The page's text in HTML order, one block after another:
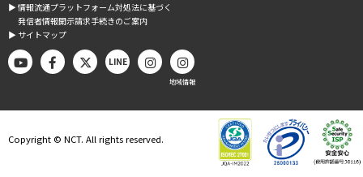
▶︎ 情報流通プラットフォーム対処法に基づく
発信者情報開示請求手続きのご案内
▶︎ サイトマップ
LINE
地域情報
Copyright © NCT. All rights reserved.